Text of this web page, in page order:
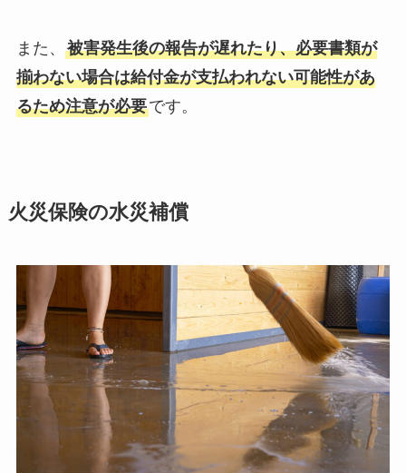
また、 被害発生後の報告が遅れたり、必要書類が
揃わない場合は給付金が支払われない可能性があ
るため注意が必要です。
火災保険の水災補償